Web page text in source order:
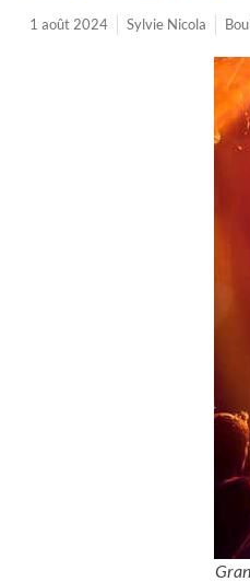
1 août 2024 Sylvie Nicola